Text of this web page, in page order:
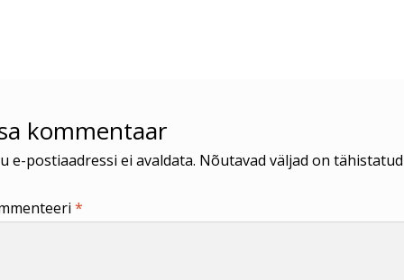
kommentaar
e-postiaadressi ei avaldata. Nõutavad väljad on tähistatud
*